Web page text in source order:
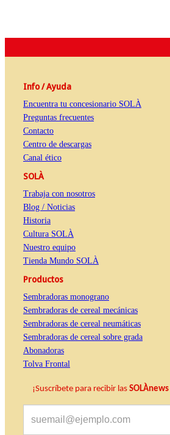
Info / Ayuda
Encuentra tu concesionario SOLÀ
Preguntas frecuentes
Contacto
Centro de descargas
Canal ético
SOLÀ
Trabaja con nosotros
Blog / Noticias
Historia
Cultura SOLÀ
Nuestro equipo
Tienda Mundo SOLÀ
Productos
Sembradoras monograno
Sembradoras de cereal mecánicas
Sembradoras de cereal neumáticas
Sembradoras de cereal sobre grada
Abonadoras
Tolva Frontal
¡Suscríbete para recibir las SOLÀnews